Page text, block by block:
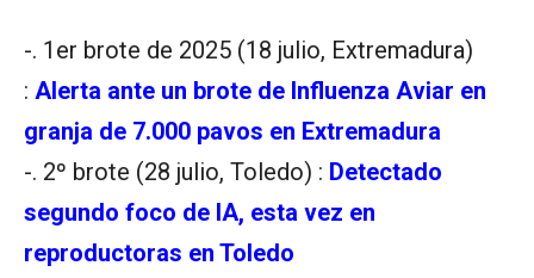
-. 1er brote de 2025 (18 julio, Extremadura)
: Alerta ante un brote de Influenza Aviar en
granja de 7.000 pavos en Extremadura
-. 2º brote (28 julio, Toledo) : Detectado
segundo foco de IA, esta vez en
reproductoras en Toledo